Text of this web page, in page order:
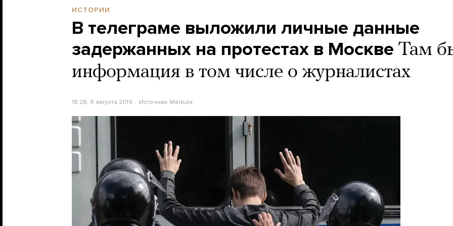
ИСТОРИИ
В телеграме выложили личные данные
задержанных на протестах в Москве Там
информация в том числе о журналистах
18:28, 9 августа 2019 Источник: Meduza